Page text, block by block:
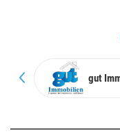
Kauf vor Ort